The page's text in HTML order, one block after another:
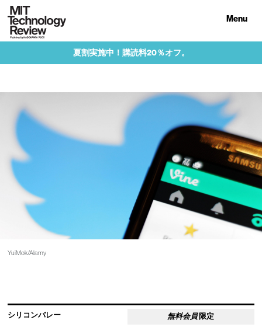
Menu
夏割実施中！購読料20％オフ。
YuiMok/Alamy
シリコンバレー 無料会員 限定